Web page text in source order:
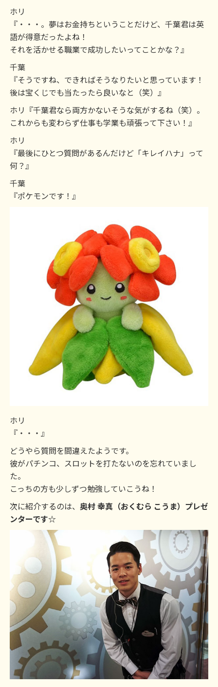
ホリ
『・・・。夢はお金持ちということだけど、千葉君は英
語が得意だったよね！
それを活かせる職業で成功したいってことかな？』
千葉
『そうですね、できればそうなりたいと思っています！
後は宝くじでも当たったら良いなと（笑）』
ホリ『千葉君なら両方かないそうな気がするね（笑）。
これからも変わらず仕事も学業も頑張って下さい！』
ホリ
『最後にひとつ質問があるんだけど「キレイハナ」って
何？』
千葉
『ポケモンです！』
ホリ
『・・・』
どうやら質問を間違えたようです。
彼がパチンコ、スロットを打たないのを忘れていまし
た。
こっちの方も少しずつ勉強していこうね！
次に紹介するのは、 奥村 幸真（おくむら こうま）プレゼ
ンターです☆